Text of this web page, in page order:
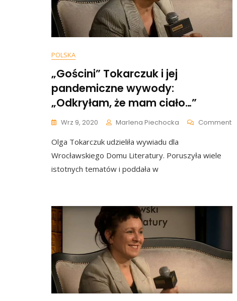
POLSKA
„Gościni” Tokarczuk i jej
pandemiczne wywody:
„Odkryłam, że mam ciało…”
Wrz 9, 2020 Marlena Piechocka CommentOn
Olga Tokarczuk udzieliła wywiadu dla
Wrocławskiego Domu Literatury. Poruszyła wiele
istotnych tematów i poddała w